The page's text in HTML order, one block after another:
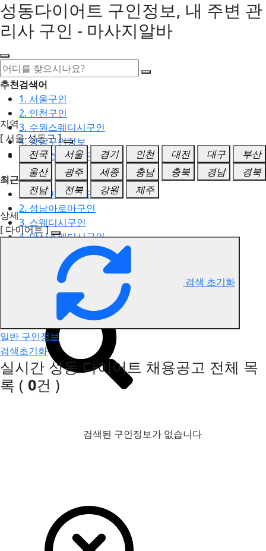
성동다이어트 구인정보, 내 주변 관
리사 구인 - 마사지알바
추천검색어
1. 서울구인
2. 인천구인
3. 수원스웨디시구인
4. 강남구인정보
5. 동탄스웨디시구인
최근검색어
1. 일산마사지구인
2. 성남아로마구인
3. 스웨디시구인
4. 안산스웨디시구인
5. 아로마구인
성동 다이어트 구인정보
지역
[ 서울-성동구 ]
전국
서울 경기 인천 대전 대구
부산
울산
광주 세종 충남 충북 경남
경북
전남
전북 강원
제주
상세
[ 다이어트 ]
검색 초기화
일반 구인정보
검색초기화
실시간 성동 다이어트 채용공고 전체 목
록 ( 0건 )
검색된 구인정보가 없습니다